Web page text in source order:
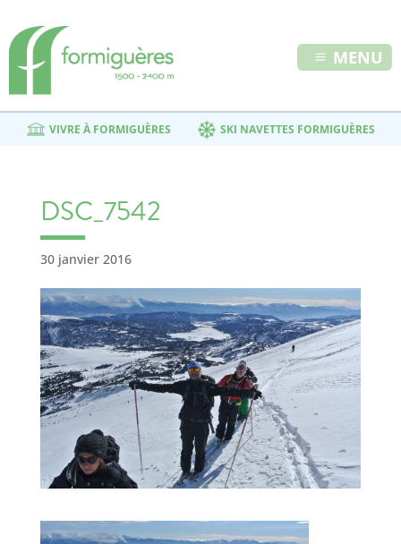
MENU
VIVRE À FORMIGUÈRES SKI NAVETTES FORMIGUÈRES
DSC_7542
30 janvier 2016